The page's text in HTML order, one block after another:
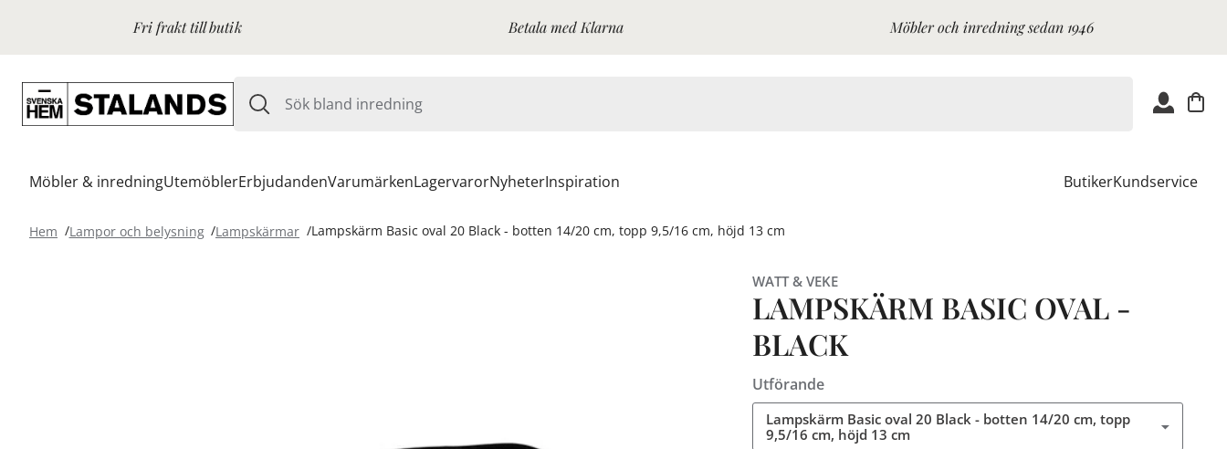
Fri frakt till butik Betala med Klarna Möbler och inredning sedan 1946
Möbler & inredningUtemöblerErbjudandenVarumärkenLagervarorNyheterInspiration ButikerKundservice
Hem Lampor och belysning Lampskärmar Lampskärm Basic oval 20 Black - botten 14/20 cm, topp 9,5/16 cm, höjd 13 cm
WATT & VEKE
LAMPSKÄRM BASIC OVAL -
BLACK
Utförande
Lampskärm Basic oval 20 Black - botten 14/20 cm, topp
9,5/16 cm, höjd 13 cm